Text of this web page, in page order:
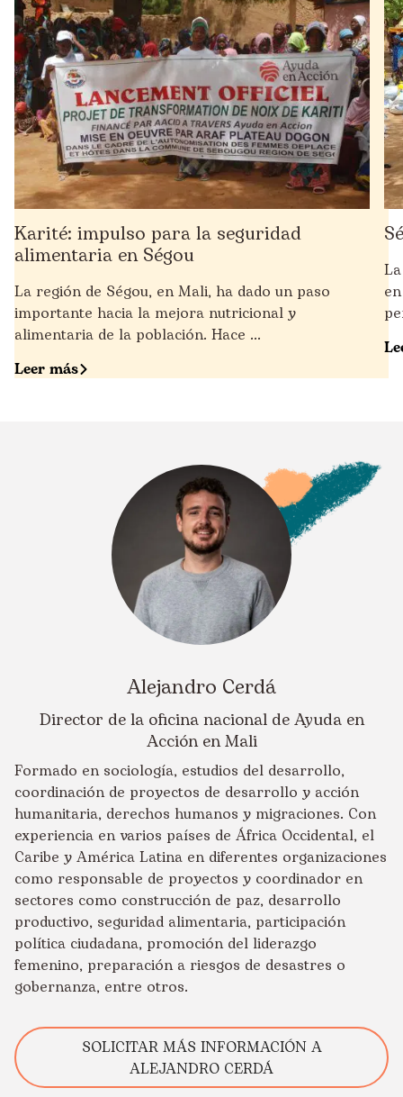
Karité: impulso para la seguridad
alimentaria en Ségou
La región de Ségou, en Mali, ha dado un paso
importante hacia la mejora nutricional y
alimentaria de la población. Hace ...
Leer más
Alejandro Cerdá
Director de la oficina nacional de Ayuda en
Acción en Mali
Formado en sociología, estudios del desarrollo,
coordinación de proyectos de desarrollo y acción
humanitaria, derechos humanos y migraciones. Con
experiencia en varios países de África Occidental, el
Caribe y América Latina en diferentes organizaciones
como responsable de proyectos y coordinador en
sectores como construcción de paz, desarrollo
productivo, seguridad alimentaria, participación
política ciudadana, promoción del liderazgo
femenino, preparación a riesgos de desastres o
gobernanza, entre otros.
SOLICITAR MÁS INFORMACIÓN A
ALEJANDRO CERDÁ